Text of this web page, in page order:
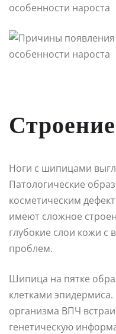
Ноги с шипицами
Патологические
косметическим
имеют сложное
глубокие слои кожи с
проблем.
Шипица на пятке
клетками
организма ВПЧ
генетическую